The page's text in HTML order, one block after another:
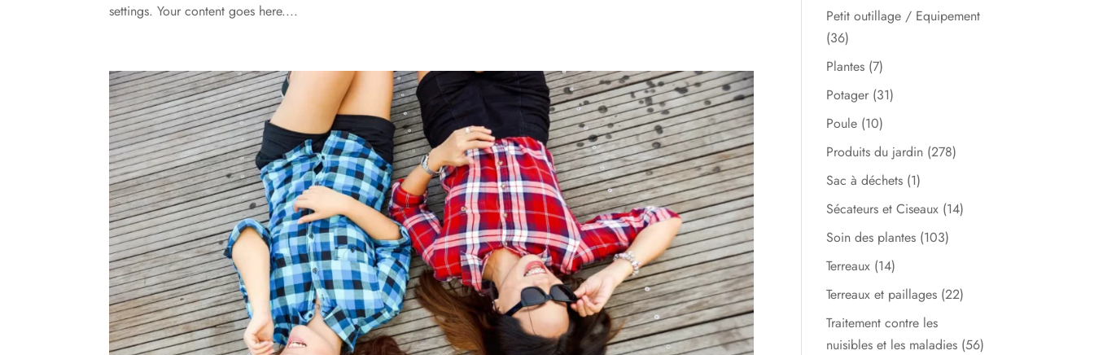
settings. Your content goes here....
Petit outillage / Equipement
(36)
Plantes (7)
Potager (31)
Poule (10)
Produits du jardin (278)
Sac à déchets (1)
Sécateurs et Ciseaux (14)
Soin des plantes (103)
Terreaux (14)
Terreaux et paillages (22)
Traitement contre les
nuisibles et les maladies (56)